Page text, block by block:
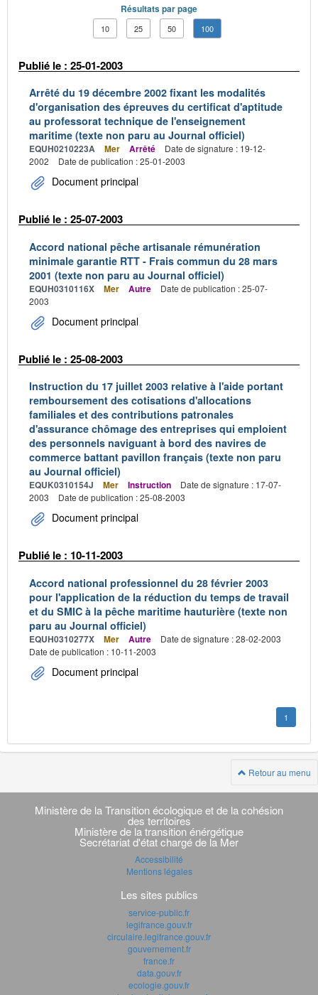
Résultats par page
10 25 50 100
Publié le : 25-01-2003
Arrêté du 19 décembre 2002 fixant les modalités
d'organisation des épreuves du certificat d'aptitude
au professorat technique de l'enseignement
maritime (texte non paru au Journal officiel)
EQUH0210223A Mer Arrêté
Date de signature : 19-12-
2002
Date de publication : 25-01-2003
Document principal
Publié le : 25-07-2003
Accord national pêche artisanale rémunération
minimale garantie RTT - Frais commun du 28 mars
2001 (texte non paru au Journal officiel)
EQUH0310116X Mer Autre
Date de publication : 25-07-
2003
Document principal
Publié le : 25-08-2003
Instruction du 17 juillet 2003 relative à l'aide portant
remboursement des cotisations d'allocations
familiales et des contributions patronales
d'assurance chômage des entreprises qui emploient
des personnels naviguant à bord des navires de
commerce battant pavillon français (texte non paru
au Journal officiel)
EQUK0310154J Mer Instruction
Date de signature : 17-07-
2003
Date de publication : 25-08-2003
Document principal
Publié le : 10-11-2003
Accord national professionnel du 28 février 2003
pour l'application de la réduction du temps de travail
et du SMIC à la pêche maritime hauturière (texte non
paru au Journal officiel)
EQUH0310277X Mer Autre
Date de signature : 28-02-2003
Date de publication : 10-11-2003
Document principal
1
Retour au menu
Navigation
transverse
Ministère de la Transition écologique et de la cohésion
des territoires
Ministère de la transition énérgétique
Secrétariat d'état chargé de la Mer
Accessibilité
Mentions légales
Les sites publics
service-public.fr
legifrance.gouv.fr
circulaire.legifrance.gouv.fr
gouvernement.fr
france.fr
data.gouv.fr
ecologie.gouv.fr